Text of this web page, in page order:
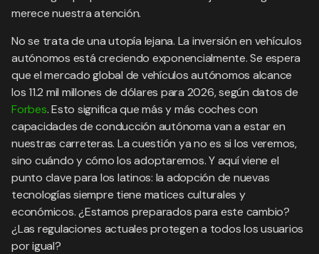
merece nuestra atención.
No se trata de una utopía lejana. La inversión en vehículos
autónomos está creciendo exponencialmente. Se espera
que el mercado global de vehículos autónomos alcance
los 11.2 mil millones de dólares para 2026, según datos de
Forbes. Esto significa que más y más coches con
capacidades de conducción autónoma van a estar en
nuestras carreteras. La cuestión ya no es si los veremos,
sino cuándo y cómo los adoptaremos. Y aquí viene el
punto clave para los latinos: la adopción de nuevas
tecnologías siempre tiene matices culturales y
económicos. ¿Estamos preparados para este cambio?
¿Las regulaciones actuales protegen a todos los usuarios
por igual?